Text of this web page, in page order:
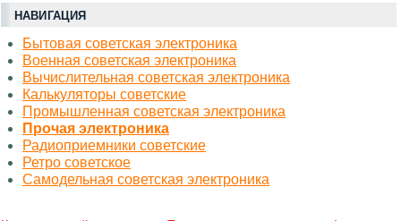
НАВИГАЦИЯ
Бытовая советская электроника
Военная советская электроника
Вычислительная советская электроника
Калькуляторы советские
Промышленная советская электроника
Прочая электроника
Радиоприемники советские
Ретро советское
Самодельная советская электроника